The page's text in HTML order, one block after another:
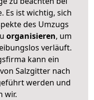
Es ist wichtig, sich
des Umzugs
organisieren, um
verläuft.
kann ein
Salzgitter nach
werden und
wir.